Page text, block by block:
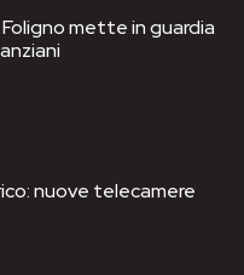
mette in guardia
nuove telecamere